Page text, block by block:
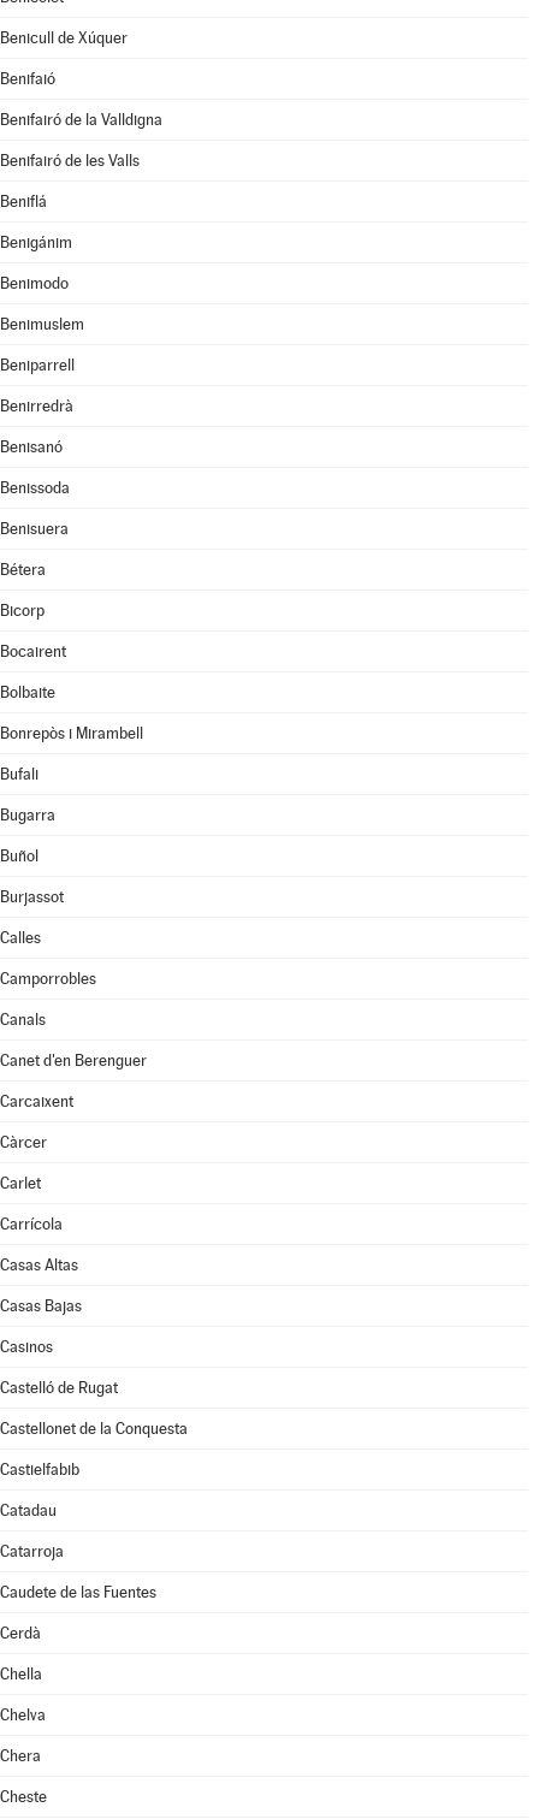
Benicull de Xúquer
Benifaió
Benifairó de la Valldigna
Benifairó de les Valls
Beniflá
Benigánim
Benimodo
Benimuslem
Beniparrell
Benirredrà
Benisanó
Benissoda
Benisuera
Bétera
Bicorp
Bocairent
Bolbaite
Bonrepòs i Mirambell
Bufali
Bugarra
Buñol
Burjassot
Calles
Camporrobles
Canals
Canet d'en Berenguer
Carcaixent
Càrcer
Carlet
Carrícola
Casas Altas
Casas Bajas
Casinos
Castelló de Rugat
Castellonet de la Conquesta
Castielfabib
Catadau
Catarroja
Caudete de las Fuentes
Cerdà
Chella
Chelva
Chera
Cheste